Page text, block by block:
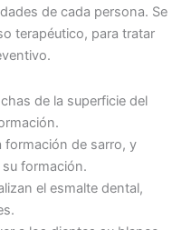
de cada persona. Se
terapéutico, para tratar
de la superficie del
formación de sarro, y
formación.
el esmalte dental,